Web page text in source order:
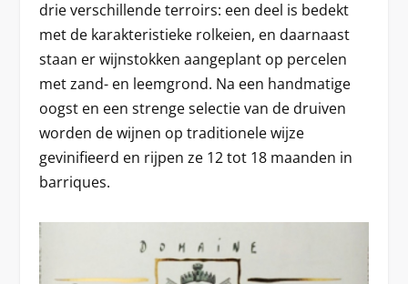
drie verschillende terroirs: een deel is bedekt
met de karakteristieke rolkeien, en daarnaast
staan er wijnstokken aangeplant op percelen
met zand- en leemgrond. Na een handmatige
oogst en een strenge selectie van de druiven
worden de wijnen op traditionele wijze
gevinifieerd en rijpen ze 12 tot 18 maanden in
barriques.